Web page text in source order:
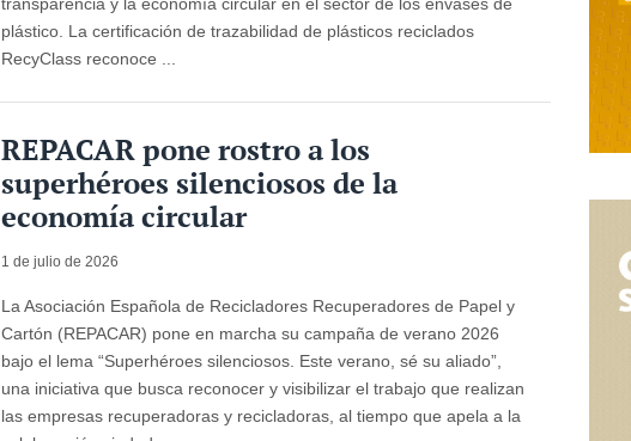
plástico. La certificación de trazabilidad de plásticos reciclados
RecyClass reconoce ...
REPACAR pone rostro a los
superhéroes silenciosos de la
economía circular
1 de julio de 2026
La Asociación Española de Recicladores Recuperadores de Papel y
Cartón (REPACAR) pone en marcha su campaña de verano 2026
bajo el lema “Superhéroes silenciosos. Este verano, sé su aliado”,
una iniciativa que busca reconocer y visibilizar el trabajo que realizan
las empresas recuperadoras y recicladoras, al tiempo que apela a la